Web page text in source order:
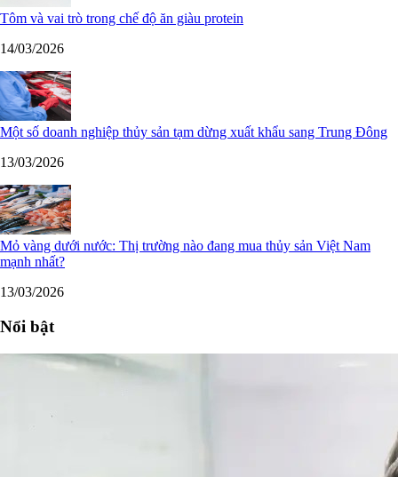
Tôm và vai trò trong chế độ ăn giàu protein
14/03/2026
Một số doanh nghiệp thủy sản tạm dừng xuất khẩu sang Trung Đông
13/03/2026
Mỏ vàng dưới nước: Thị trường nào đang mua thủy sản Việt Nam
mạnh nhất?
13/03/2026
Nổi bật